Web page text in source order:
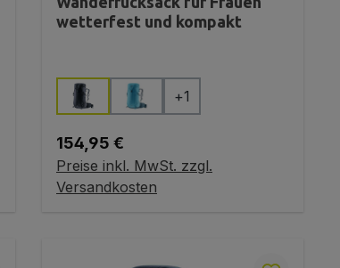
wetterfest und kompakt
Farbe auswählen
+1
Regulärer Preis:
154,95 €
Preise inkl. MwSt. zzgl.
Versandkosten
In den Warenkorb